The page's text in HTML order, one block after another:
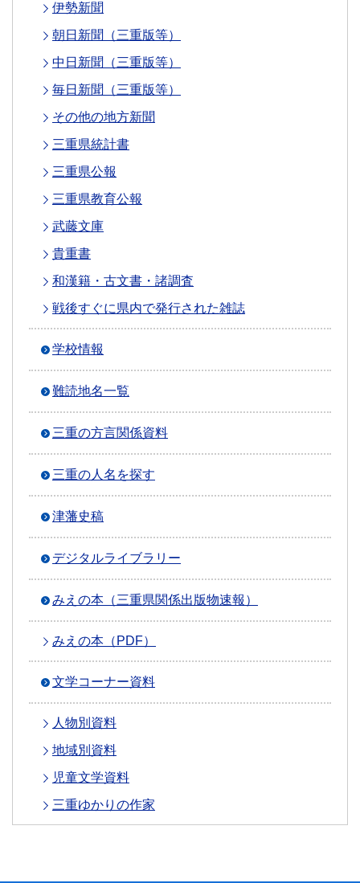
伊勢新聞
朝日新聞（三重版等）
中日新聞（三重版等）
毎日新聞（三重版等）
その他の地方新聞
三重県統計書
三重県公報
三重県教育公報
武藤文庫
貴重書
和漢籍・古文書・諸調査
戦後すぐに県内で発行された雑誌
学校情報
難読地名一覧
三重の方言関係資料
三重の人名を探す
津藩史稿
デジタルライブラリー
みえの本（三重県関係出版物速報）
みえの本（PDF）
文学コーナー資料
人物別資料
地域別資料
児童文学資料
三重ゆかりの作家